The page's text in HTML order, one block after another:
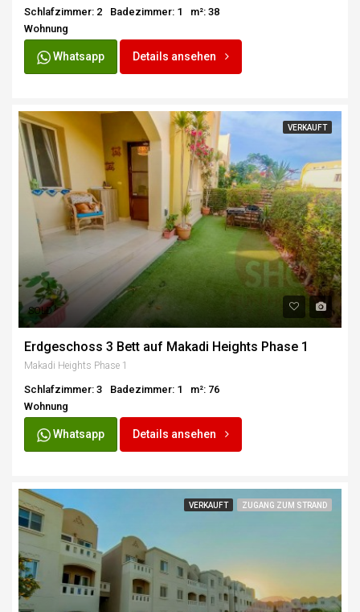
Schlafzimmer: 2 Badezimmer: 1
m²: 38
Wohnung
Whatsapp Details ansehen
VERKAUFT
SOLD
Erdgeschoss 3 Bett auf Makadi Heights Phase 1
Makadi Heights Phase 1
Schlafzimmer: 3 Badezimmer: 1
m²: 76
Wohnung
Whatsapp Details ansehen
VERKAUFT ZUGANG ZUM STRAND